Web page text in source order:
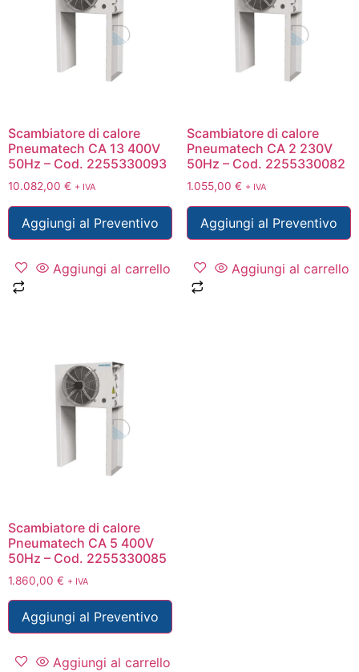
Scambiatore di calore
Pneumatech CA 13 400V
50Hz – Cod. 2255330093
10.082,00 € + IVA
Aggiungi al Preventivo
Aggiungi al carrello
Scambiatore di calore
Pneumatech CA 2 230V
50Hz – Cod. 2255330082
1.055,00 € + IVA
Aggiungi al Preventivo
Aggiungi al carrello
Scambiatore di calore
Pneumatech CA 5 400V
50Hz – Cod. 2255330085
1.860,00 € + IVA
Aggiungi al Preventivo
Aggiungi al carrello